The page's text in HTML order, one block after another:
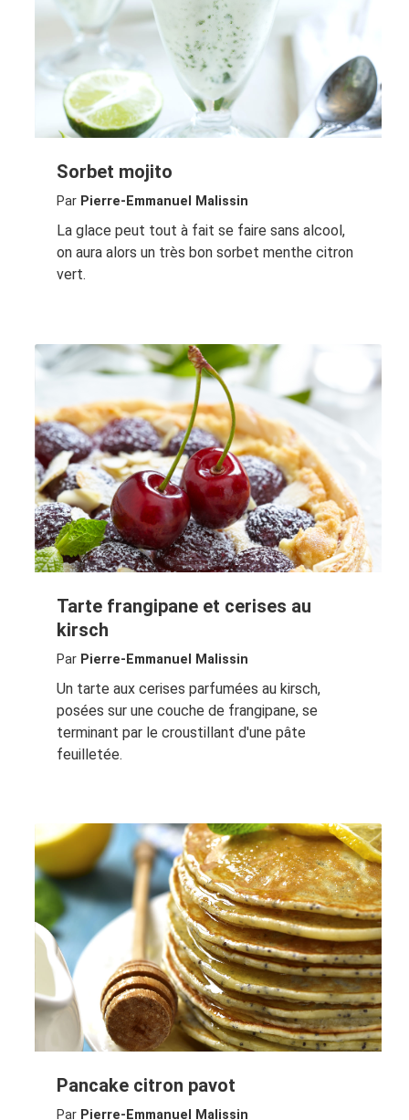
Sorbet mojito
Par Pierre-Emmanuel Malissin
La glace peut tout à fait se faire sans alcool,
on aura alors un très bon sorbet menthe citron
vert.
Tarte frangipane et cerises au
kirsch
Par Pierre-Emmanuel Malissin
Un tarte aux cerises parfumées au kirsch,
posées sur une couche de frangipane, se
terminant par le croustillant d'une pâte
feuilletée.
Pancake citron pavot
Par Pierre-Emmanuel Malissin